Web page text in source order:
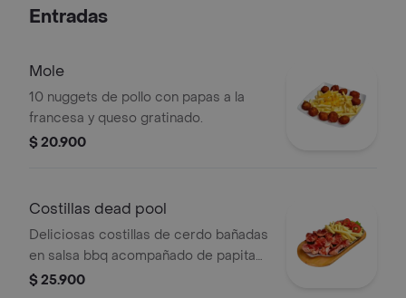
Súper Hulk Venon Spiderman Capitán
Entradas
Mole
10 nuggets de pollo con papas a la
francesa y queso gratinado.
$ 20.900
Costillas dead pool
Deliciosas costillas de cerdo bañadas
en salsa bbq acompañado de papitas
a la francesa o criolla.
$ 25.900